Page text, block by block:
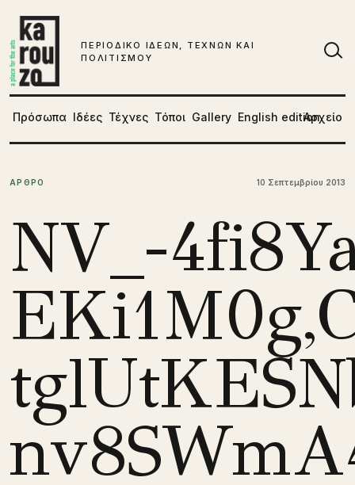
ΠΕΡΙΟΔΙΚΟ ΙΔΕΩΝ, ΤΕΧΝΩΝ ΚΑΙ
ΠΟΛΙΤΙΣΜΟΥ
Πρόσωπα Ιδέες Τέχνες Τόποι Gallery English editionΑρχείο
ΑΡΘΡΟ 10 Σεπτεμβρίου 2013
NV_-